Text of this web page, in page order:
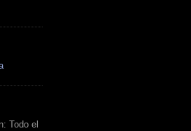
Todo el